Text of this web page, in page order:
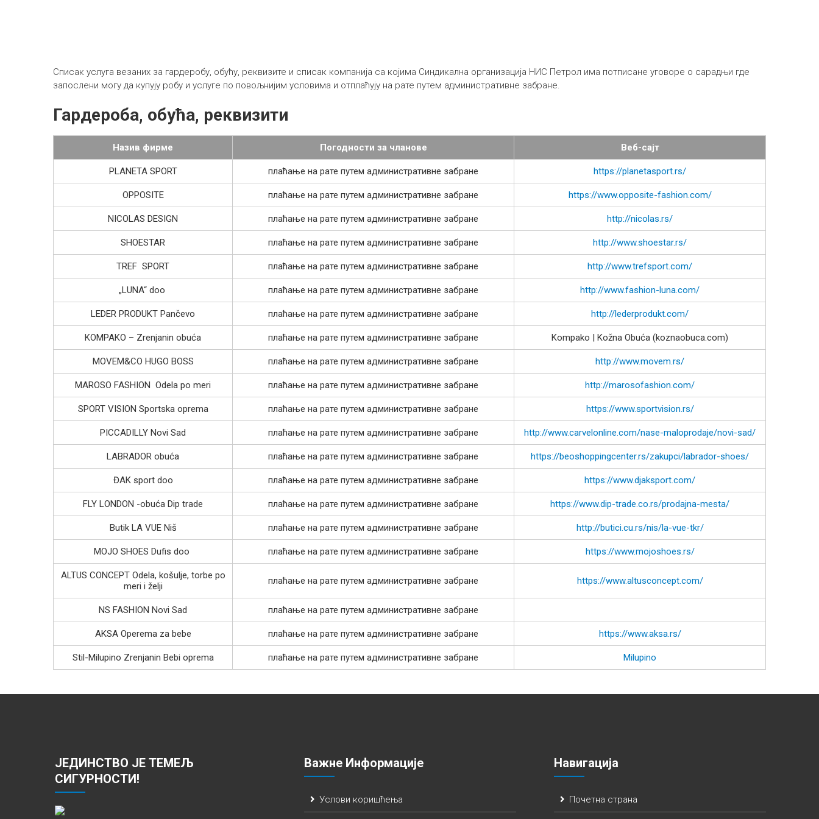
Списак услуга везаних за гардеробу, обућу, реквизите и списак компанија са којима Синдикална организација НИС Петрол има потписане уговоре о сарадњи где
запослени могу да купују робу и услуге по повољнијим условима и отплаћују на рате путем административне забране.
Гардероба, обућа, реквизити
Назив фирме Погодности за чланове Веб-сајт
PLANETA SPORT плаћање на рате путем административне забране https://planetasport.rs/
OPPOSITE плаћање на рате путем административне забране https://www.opposite-fashion.com/
NICOLAS DESIGN плаћање на рате путем административне забране http://nicolas.rs/
SHOESTAR плаћање на рате путем административне забране http://www.shoestar.rs/
TREF SPORT плаћање на рате путем административне забране http://www.trefsport.com/
„LUNA“ doo плаћање на рате путем административне забране http://www.fashion-luna.com/
LEDER PRODUKT Pančevo плаћање на рате путем административне забране http://lederprodukt.com/
KOMPAKO – Zrenjanin obuća плаћање на рате путем административне забране Kompako | Kožna Obuća (koznaobuca.com)
MOVEM&CO HUGO BOSS плаћање на рате путем административне забране http://www.movem.rs/
MAROSO FASHION Odela po meri плаћање на рате путем административне забране http://marosofashion.com/
SPORT VISION Sportska oprema плаћање на рате путем административне забране https://www.sportvision.rs/
PICCADILLY Novi Sad плаћање на рате путем административне забране http://www.carvelonline.com/nase-maloprodaje/novi-sad/
LABRADOR obuća плаћање на рате путем административне забране https://beoshoppingcenter.rs/zakupci/labrador-shoes/
ĐAK sport doo плаћање на рате путем административне забране https://www.djaksport.com/
FLY LONDON -obuća Dip trade плаћање на рате путем административне забране https://www.dip-trade.co.rs/prodajna-mesta/
Butik LA VUE Niš плаћање на рате путем административне забране http://butici.cu.rs/nis/la-vue-tkr/
MOJO SHOES Dufis doo плаћање на рате путем административне забране https://www.mojoshoes.rs/
ALTUS CONCEPT Odela, košulje, torbe po
meri i želji
плаћање на рате путем административне забране https://www.altusconcept.com/
NS FASHION Novi Sad плаћање на рате путем административне забране
AKSA Operema za bebe плаћање на рате путем административне забране https://www.aksa.rs/
Stil-Milupino Zrenjanin Bebi oprema плаћање на рате путем административне забране Milupino
ЈЕДИНСТВО ЈЕ ТЕМЕЉ
СИГУРНОСТИ!
Важне Информације
Услови коришћења
Навигација
Почетна страна